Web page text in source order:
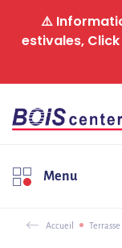
⚠️
estivales,
Menu
Accueil